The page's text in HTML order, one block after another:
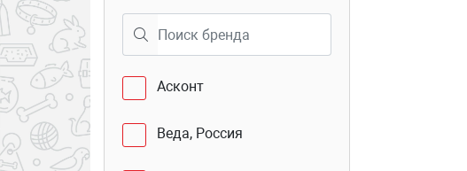
40
Семёновская 25
Асконт
Веда, Россия